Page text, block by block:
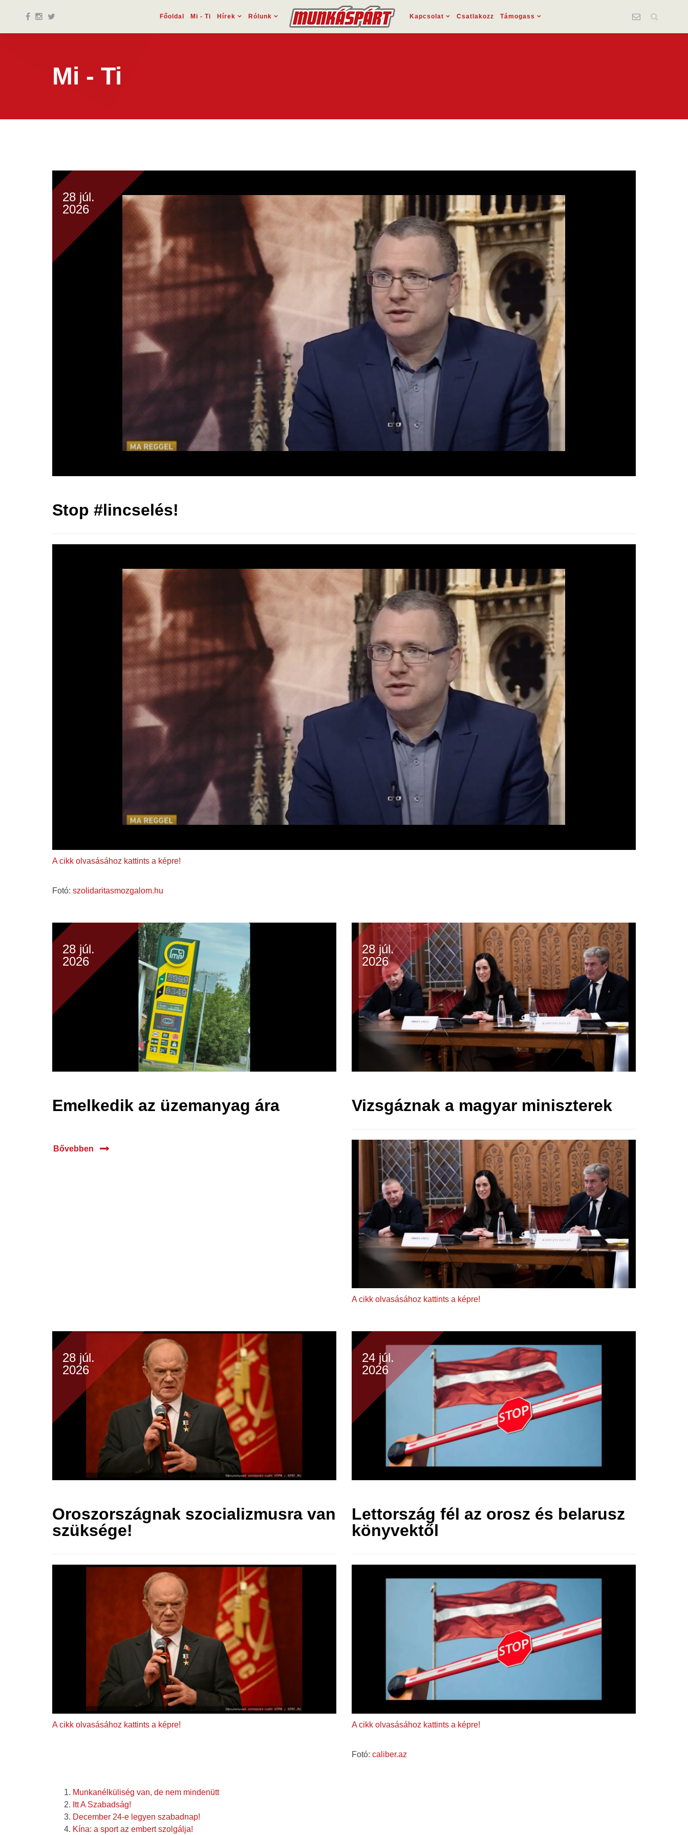
Főoldal Mi - Ti Hírek Rólunk Kapcsolat Csatlakozz Támogass
Mi - Ti
28 júl.
2026
Stop #lincselés!
A cikk olvasásához kattints a képre!
Fotó: szolidaritasmozgalom.hu
28 júl.
2026
Emelkedik az üzemanyag ára
Bővebben
28 júl.
2026
Vizsgáznak a magyar miniszterek
A cikk olvasásához kattints a képre!
28 júl.
2026
Oroszországnak szocializmusra van
szüksége!
A cikk olvasásához kattints a képre!
24 júl.
2026
Lettország fél az orosz és belarusz
könyvektől
A cikk olvasásához kattints a képre!
Fotó: caliber.az
Munkanélküliség van, de nem mindenütt
Itt A Szabadság!
December 24-e legyen szabadnap!
Kína: a sport az embert szolgálja!